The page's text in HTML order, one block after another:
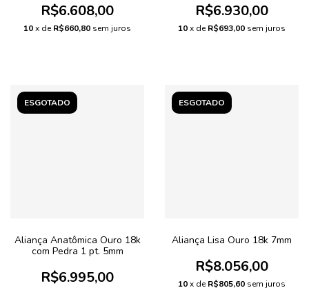
R$6.608,00
10x deR$660,80 sem juros
R$6.930,00
10x deR$693,00 sem juros
ESGOTADO
Aliança Anatômica Ouro 18k
com Pedra 1 pt. 5mm
R$6.995,00
ESGOTADO
Aliança Lisa Ouro 18k 7mm
R$8.056,00
10x deR$805,60 sem juros